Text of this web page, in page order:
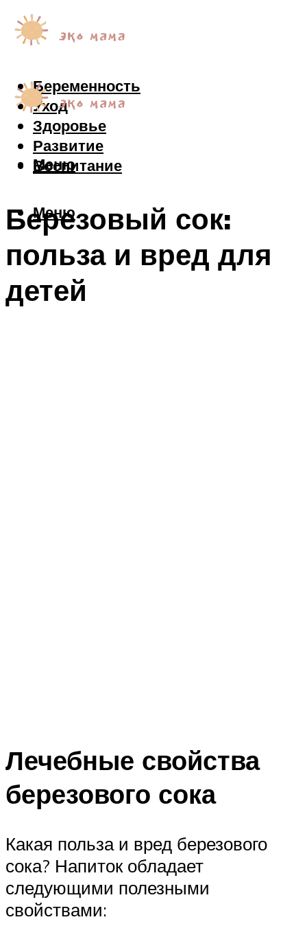
Беременность
Уход
Здоровье
Развитие
Воспитание
Меню
Меню
Березовый сок:
польза и вред для
детей
Лечебные свойства
березового сока
Какая польза и вред березового
сока? Напиток обладает
следующими полезными
свойствами: